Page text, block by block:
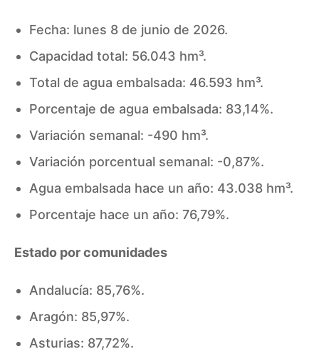
Fecha: lunes 8 de junio de 2026.
Capacidad total: 56.043 hm³.
Total de agua embalsada: 46.593 hm³.
Porcentaje de agua embalsada: 83,14%.
Variación semanal: -490 hm³.
Variación porcentual semanal: -0,87%.
Agua embalsada hace un año: 43.038 hm³.
Porcentaje hace un año: 76,79%.
Estado por comunidades
Andalucía: 85,76%.
Aragón: 85,97%.
Asturias: 87,72%.